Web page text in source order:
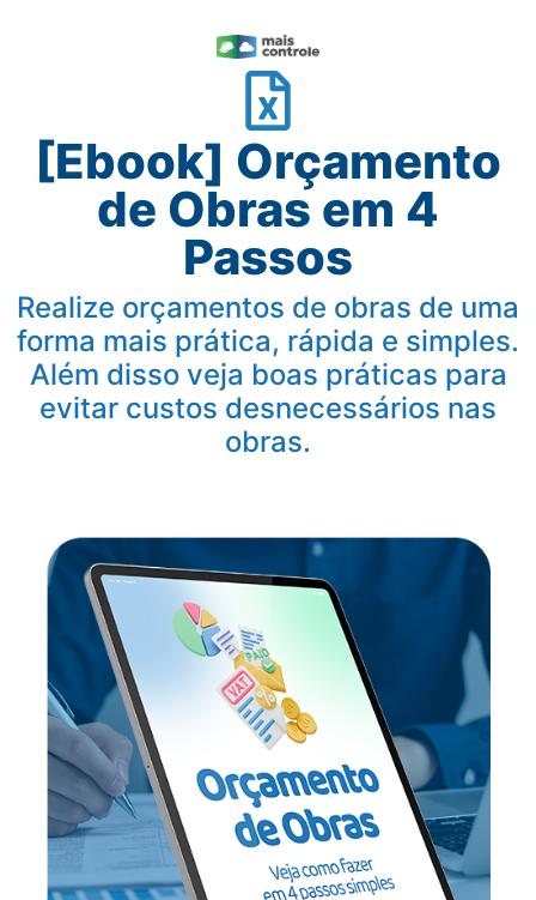
[Ebook] Orçamento
de Obras em 4
Passos
Realize orçamentos de obras de uma
forma mais prática, rápida e simples.
Além disso veja boas práticas para
evitar custos desnecessários nas
obras.